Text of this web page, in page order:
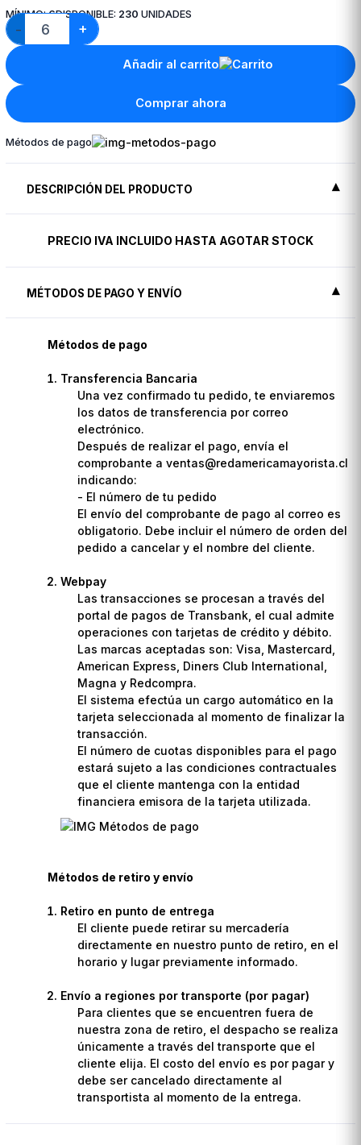
MÍNIMO:6DISPONIBLE: 230 UNIDADES
− +
Añadir al carrito
Comprar ahora
Métodos de pago
DESCRIPCIÓN DEL PRODUCTO
PRECIO IVA INCLUIDO HASTA AGOTAR STOCK
MÉTODOS DE PAGO Y ENVÍO
Métodos de pago
Transferencia Bancaria
Una vez confirmado tu pedido, te enviaremos
los datos de transferencia por correo
electrónico.
Después de realizar el pago, envía el
comprobante a ventas@redamericamayorista.cl
indicando:
- El número de tu pedido
El envío del comprobante de pago al correo es
obligatorio. Debe incluir el número de orden del
pedido a cancelar y el nombre del cliente.
Webpay
Las transacciones se procesan a través del
portal de pagos de Transbank, el cual admite
operaciones con tarjetas de crédito y débito.
Las marcas aceptadas son: Visa, Mastercard,
American Express, Diners Club International,
Magna y Redcompra.
El sistema efectúa un cargo automático en la
tarjeta seleccionada al momento de finalizar la
transacción.
El número de cuotas disponibles para el pago
estará sujeto a las condiciones contractuales
que el cliente mantenga con la entidad
financiera emisora de la tarjeta utilizada.
Métodos de retiro y envío
Retiro en punto de entrega
El cliente puede retirar su mercadería
directamente en nuestro punto de retiro, en el
horario y lugar previamente informado.
Envío a regiones por transporte (por pagar)
Para clientes que se encuentren fuera de
nuestra zona de retiro, el despacho se realiza
únicamente a través del transporte que el
cliente elija. El costo del envío es por pagar y
debe ser cancelado directamente al
transportista al momento de la entrega.